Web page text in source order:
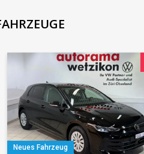
Neues Fahrzeug